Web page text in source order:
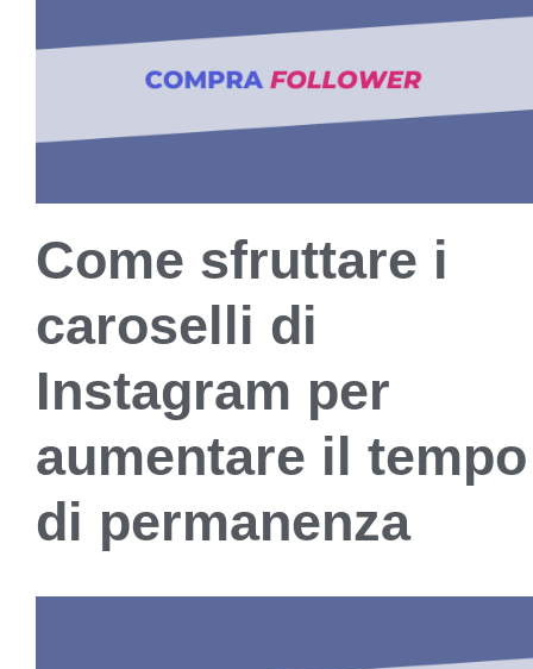
Come sfruttare i
caroselli di
Instagram per
aumentare il tempo
di permanenza